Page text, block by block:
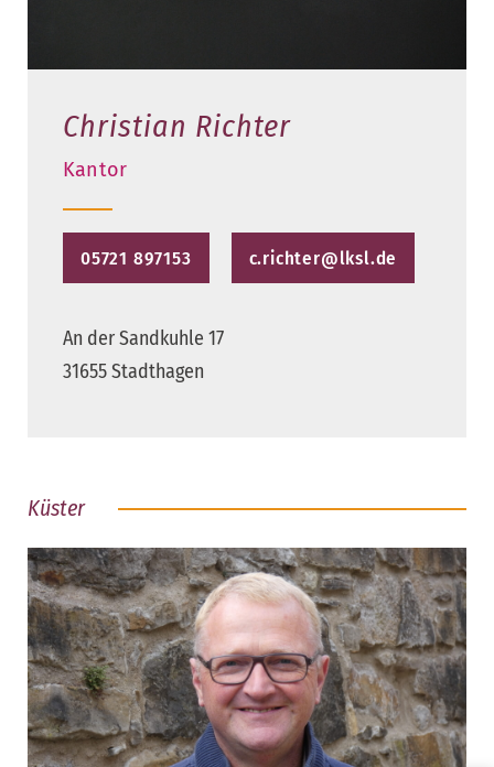
Christian Richter
Kantor
05721 897153 c.richter@lksl.de
An der Sandkuhle 17
31655 Stadthagen
Küster